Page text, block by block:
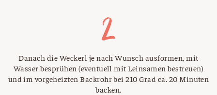
Danach die Weckerl je nach Wunsch ausformen, mit
Wasser besprühen (eventuell mit Leinsamen bestreuen)
und im vorgeheizten Backrohr bei 210 Grad ca. 20 Minuten
backen.